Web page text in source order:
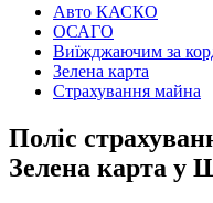
Авто КАСКО
OСАГО
Виїжджаючим за
Зелена карта
Страхування майна
Поліс
Зелена карта у